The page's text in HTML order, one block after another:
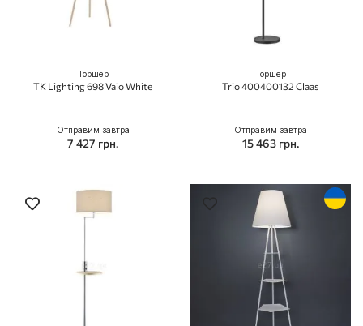
Торшер
TK Lighting 698 Vaio White
Отправим завтра
7 427 грн.
Торшер
Trio 400400132 Claas
Отправим завтра
15 463 грн.